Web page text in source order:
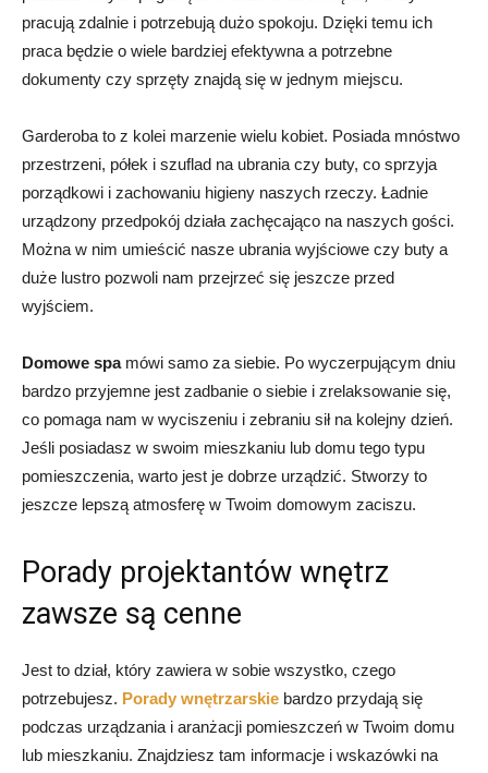
pracują zdalnie i potrzebują dużo spokoju. Dzięki temu ich
praca będzie o wiele bardziej efektywna a potrzebne
dokumenty czy sprzęty znajdą się w jednym miejscu.
Garderoba to z kolei marzenie wielu kobiet. Posiada mnóstwo
przestrzeni, półek i szuflad na ubrania czy buty, co sprzyja
porządkowi i zachowaniu higieny naszych rzeczy. Ładnie
urządzony przedpokój działa zachęcająco na naszych gości.
Można w nim umieścić nasze ubrania wyjściowe czy buty a
duże lustro pozwoli nam przejrzeć się jeszcze przed
wyjściem.
Domowe spamówi samo za siebie. Po wyczerpującym dniu
bardzo przyjemne jest zadbanie o siebie i zrelaksowanie się,
co pomaga nam w wyciszeniu i zebraniu sił na kolejny dzień.
Jeśli posiadasz w swoim mieszkaniu lub domu tego typu
pomieszczenia, warto jest je dobrze urządzić. Stworzy to
jeszcze lepszą atmosferę w Twoim domowym zaciszu.
Porady projektantów wnętrz
zawsze są cenne
Jest to dział, który zawiera w sobie wszystko, czego
potrzebujesz. Porady wnętrzarskie bardzo przydają się
podczas urządzania i aranżacji pomieszczeń w Twoim domu
lub mieszkaniu. Znajdziesz tam informacje i wskazówki na